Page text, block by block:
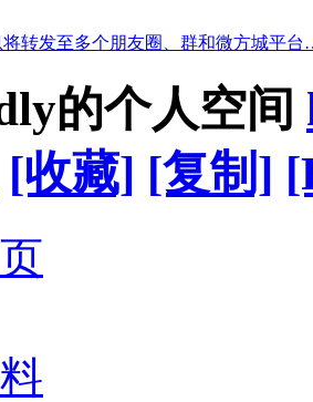
将转发至多个朋友圈、群和微方城平
的个人空间
[收藏] [复制]